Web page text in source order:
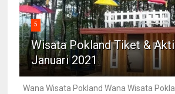
5
Wisata Pokland Tiket &
Januari 2021
Wana Wisata Pokland Wana Wisata